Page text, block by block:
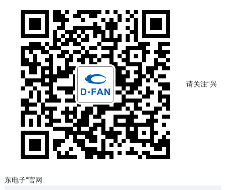
请关注“兴
东电子”官网